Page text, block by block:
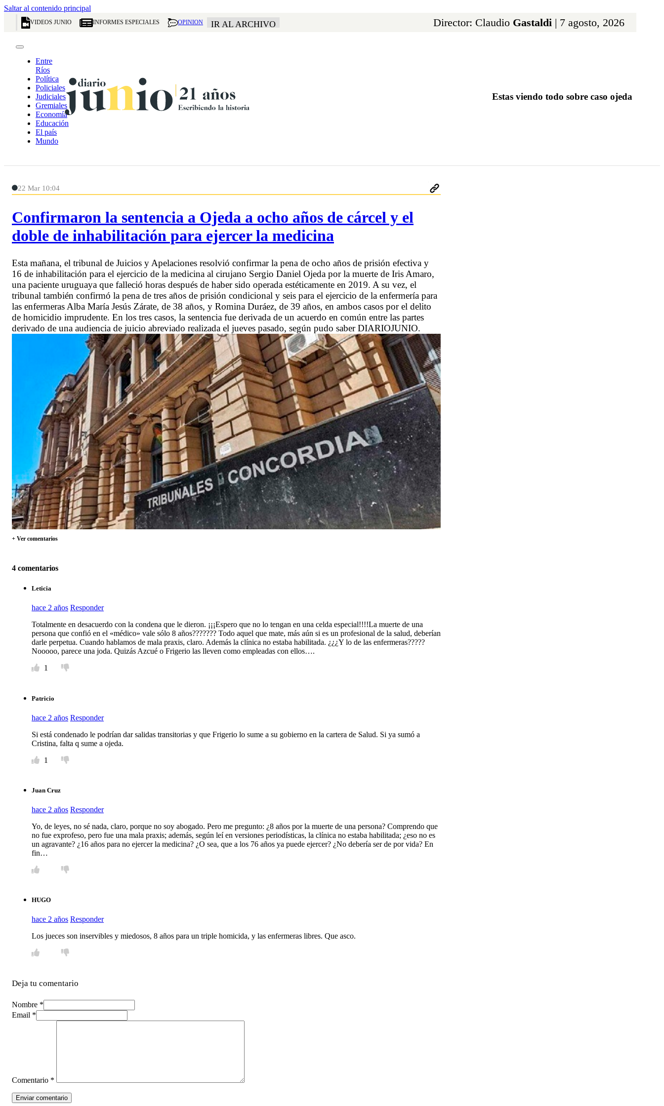
Saltar al contenido principal
VIDEOS JUNIO INFORMES ESPECIALES OPINION IR AL ARCHIVO Director: Claudio Gastaldi | 7 agosto, 2026
Entre
Ríos
Política
Policiales
Judiciales
Gremiales
Economía
Educación
El país
Mundo
Estas viendo todo sobre caso ojeda
22 Mar 10:04
Confirmaron la sentencia a Ojeda a ocho años de cárcel y el
doble de inhabilitación para ejercer la medicina
Esta mañana, el tribunal de Juicios y Apelaciones resolvió confirmar la pena de ocho años de prisión efectiva y
16 de inhabilitación para el ejercicio de la medicina al cirujano Sergio Daniel Ojeda por la muerte de Iris Amaro,
una paciente uruguaya que falleció horas después de haber sido operada estéticamente en 2019. A su vez, el
tribunal también confirmó la pena de tres años de prisión condicional y seis para el ejercicio de la enfermería para
las enfermeras Alba María Jesús Zárate, de 38 años, y Romina Duráez, de 39 años, en ambos casos por el delito
de homicidio imprudente. En los tres casos, la sentencia fue derivada de un acuerdo en común entre las partes
derivado de una audiencia de juicio abreviado realizada el jueves pasado, según pudo saber DIARIOJUNIO.
+ Ver comentarios
4 comentarios
Leticia
hace 2 años Responder
Totalmente en desacuerdo con la condena que le dieron. ¡¡¡Espero que no lo tengan en una celda especial!!!!La muerte de una
persona que confió en el «médico» vale sólo 8 años??????? Todo aquel que mate, más aún si es un profesional de la salud, deberían
darle perpetua. Cuando hablamos de mala praxis, claro. Además la clínica no estaba habilitada. ¿¿¿Y lo de las enfermeras?????
Nooooo, parece una joda. Quizás Azcué o Frigerio las lleven como empleadas con ellos….
1
Patricio
hace 2 años Responder
Si está condenado le podrían dar salidas transitorias y que Frigerio lo sume a su gobierno en la cartera de Salud. Si ya sumó a
Cristina, falta q sume a ojeda.
1
Juan Cruz
hace 2 años Responder
Yo, de leyes, no sé nada, claro, porque no soy abogado. Pero me pregunto: ¿8 años por la muerte de una persona? Comprendo que
no fue exprofeso, pero fue una mala praxis; además, según leí en versiones periodísticas, la clínica no estaba habilitada; ¿eso no es
un agravante? ¿16 años para no ejercer la medicina? ¿O sea, que a los 76 años ya puede ejercer? ¿No debería ser de por vida? En
fin…
HUGO
hace 2 años Responder
Los jueces son inservibles y miedosos, 8 años para un triple homicida, y las enfermeras libres. Que asco.
Deja tu comentario
Nombre *
Email *
Comentario *